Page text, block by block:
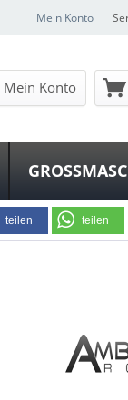
Mein Konto
Mein Konto
teilen teilen